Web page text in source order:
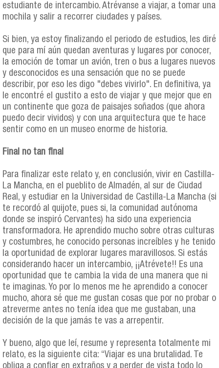
estudiante de intercambio. Atrévanse a viajar, a tomar una
mochila y salir a recorrer ciudades y países.
Si bien, ya estoy finalizando el periodo de estudios, les diré
que para mí aún quedan aventuras y lugares por conocer,
la emoción de tomar un avión, tren o bus a lugares nuevos
y desconocidos es una sensación que no se puede
describir, por eso les digo "debes vivirlo". En definitiva, ya
le encontré el gustito a esto de viajar y que mejor que en
un continente que goza de paisajes soñados (que ahora
puedo decir vividos) y con una arquitectura que te hace
sentir como en un museo enorme de historia.
Final no tan final
Para finalizar este relato y, en conclusión, vivir en Castilla-
La Mancha, en el pueblito de Almadén, al sur de Ciudad
Real, y estudiar en la Universidad de Castilla-La Mancha (si
te recordó al quijote, pues si, la comunidad autónoma
donde se inspiró Cervantes) ha sido una experiencia
transformadora. He aprendido mucho sobre otras culturas
y costumbres, he conocido personas increíbles y he tenido
la oportunidad de explorar lugares maravillosos. Si estás
considerando hacer un intercambio, ¡¡Atrévete!! Es una
oportunidad que te cambia la vida de una manera que ni
te imaginas. Yo por lo menos me he aprendido a conocer
mucho, ahora sé que me gustan cosas que por no probar o
atreverme antes no tenía idea que me gustaban, una
decisión de la que jamás te vas a arrepentir.
Y bueno, algo que leí, resume y representa totalmente mi
relato, es la siguiente cita: “Viajar es una brutalidad. Te